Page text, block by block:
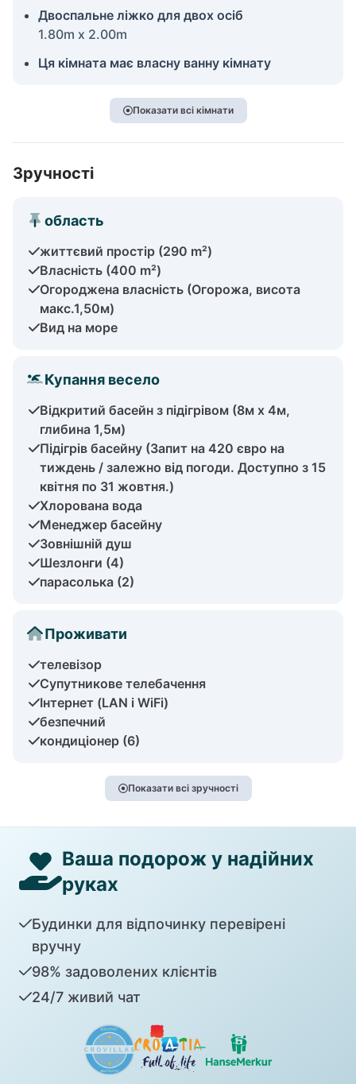
Двоспальне ліжко для двох осіб
1.80m x 2.00m
Ця кімната має власну ванну кімнату
Показати всі кімнати
Зручності
область
життєвий простір (290 m²)
Власність (400 m²)
Огороджена власність (Огорожа, висота
макс.1,50м)
Вид на море
Купання весело
Відкритий басейн з підігрівом (8м х 4м,
глибина 1,5м)
Підігрів басейну (Запит на 420 євро на
тиждень / залежно від погоди. Доступно з 15
квітня по 31 жовтня.)
Хлорована вода
Менеджер басейну
Зовнішній душ
Шезлонги (4)
парасолька (2)
Проживати
телевізор
Супутникове телебачення
Інтернет (LAN і WiFi)
безпечний
кондиціонер (6)
Показати всі зручності
Ваша подорож у надійних
руках
Будинки для відпочинку перевірені
вручну
98% задоволених клієнтів
24/7 живий чат